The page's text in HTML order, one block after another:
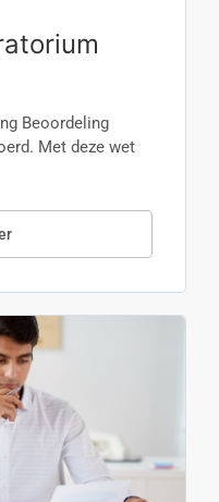
Beoordeling
Met deze wet